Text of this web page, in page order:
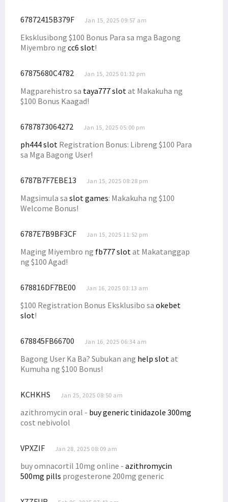
67872415B379F Jan 15, 2025 09:57 am
Eksklusibong $100 Bonus Para sa mga Bagong
Miyembro ng cc6 slot!
67875680C4782 Jan 15, 2025 01:32 pm
Magparehistro sa taya777 slotat Makakuha ng
$100 Bonus Kaagad!
6787873064272 Jan 15, 2025 05:00 pm
ph444 slot Registration Bonus: Libreng $100 Para
sa Mga Bagong User!
6787B7F7EBE13 Jan 15, 2025 08:28 pm
Magsimula sa slot games: Makakuha ng $100
Welcome Bonus!
6787E7B9BF3CF Jan 15, 2025 11:52 pm
Maging Miyembro ng fb777 slotat Makatanggap
ng $100 Agad!
678816DF7BE00 Jan 16, 2025 03:13 am
$100 Registration Bonus Eksklusibo sa okebet
slot!
678845FB66700 Jan 16, 2025 06:34 am
Bagong User Ka Ba? Subukan ang help slotat
Kumuha ng $100 Bonus!
KCHKHS Jan 25, 2025 08:50 am
azithromycin oral - buy generic tinidazole 300mg
cost nebivolol
VPXZIF Jan 28, 2025 08:09 am
buy omnacortil 10mg online - azithromycin
500mg pills progesterone 200mg generic